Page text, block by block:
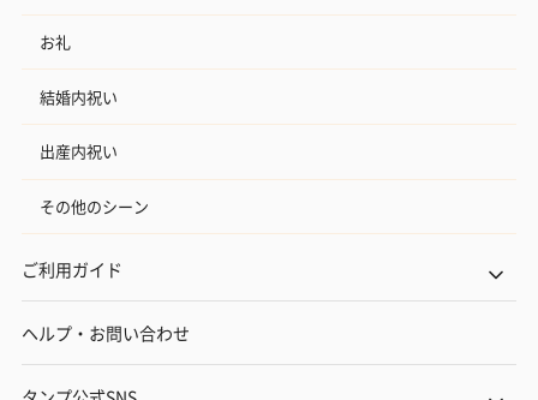
お礼
結婚内祝い
出産内祝い
その他のシーン
ご利用ガイド
ヘルプ・お問い合わせ